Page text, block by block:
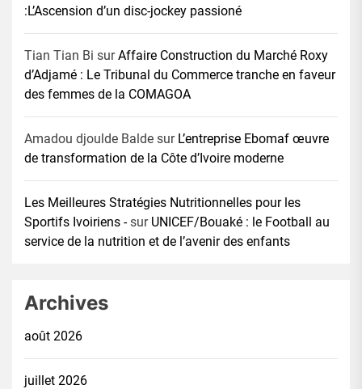
:L’Ascension d’un disc-jockey passioné
Tian Tian Bi surAffaire Construction du Marché Roxy
d’Adjamé : Le Tribunal du Commerce tranche en faveur
des femmes de la COMAGOA
Amadou djoulde Balde sur L’entreprise Ebomaf œuvre
de transformation de la Côte d’Ivoire moderne
Les Meilleures Stratégies Nutritionnelles pour les
Sportifs Ivoiriens -sur UNICEF/Bouaké : le Football au
service de la nutrition et de l’avenir des enfants
Archives
août 2026
juillet 2026